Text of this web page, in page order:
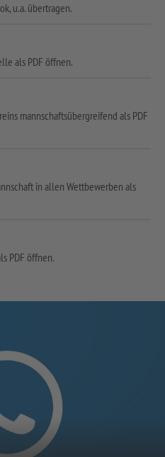
u.a. übertragen.
als PDF öffnen.
mannschaftsübergreifend als PDF
in allen Wettbewerben als
PDF öffnen.